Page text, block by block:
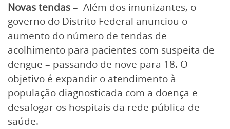
Novas tendas– Além dos imunizantes, o
governo do Distrito Federal anunciou o
aumento do número de tendas de
acolhimento para pacientes com suspeita de
dengue – passando de nove para 18. O
objetivo é expandir o atendimento à
população diagnosticada com a doença e
desafogar os hospitais da rede pública de
saúde.